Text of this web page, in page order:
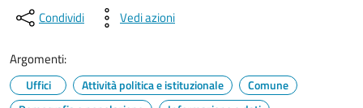
Condividi Vedi azioni
Argomenti:
Uffici Attività politica e istituzionale
Comune